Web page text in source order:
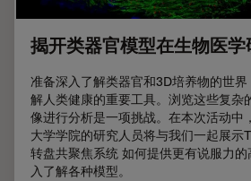
揭开类器官模型在生物医
准备深入了解类器官和3D培养物的世
解人类健康的重要工具。浏览这些复杂
像进行分析是一项挑战。在本次活动中
大学学院的研究人员将与我们一起展
转盘共聚焦系统 如何提供更有说服力
入了解各种模型。